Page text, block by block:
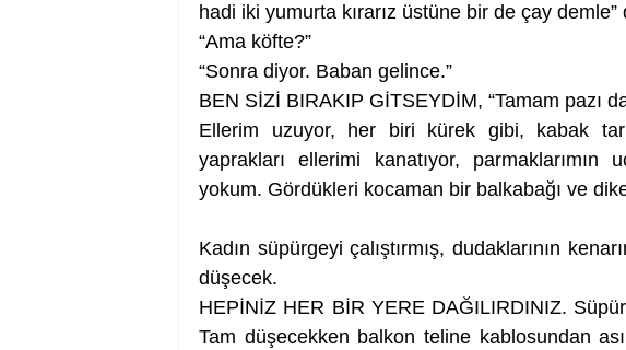
hadi iki yumurta kırarız üstüne bir de çay
“Ama köfte?”
“Sonra diyor. Baban gelince.”
BEN SİZİ BIRAKIP GİTSEYDİM, “Tamam pazı
Ellerim uzuyor, her biri kürek gibi, kabak
yaprakları ellerimi kanatıyor, parmaklarımın
yokum. Gördükleri kocaman bir balkabağı ve
Kadın süpürgeyi çalıştırmış, dudaklarının
düşecek.
HEPİNİZ HER BİR YERE DAĞILIRDINIZ.
Tam düşecekken balkon teline kablosundan